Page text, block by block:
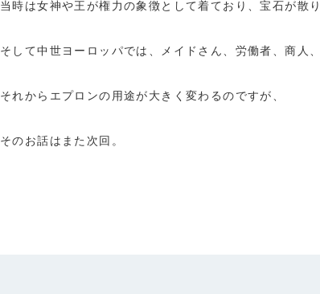
当時は女神や王が権力の象徴として着ており、宝石が散
そして中世ヨーロッパでは、メイドさん、労働者、商人
それからエプロンの用途が大きく変わるのですが、
そのお話はまた次回。